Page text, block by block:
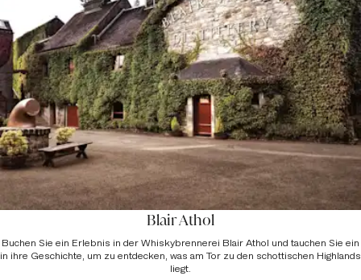
Blair Athol
Buchen Sie ein Erlebnis in der Whiskybrennerei Blair Athol und tauchen Sie ein
in ihre Geschichte, um zu entdecken, was am Tor zu den schottischen Highlands
liegt.